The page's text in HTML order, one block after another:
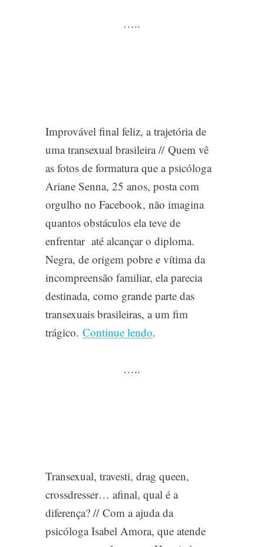
…..
Improvável final feliz, a trajetória de
uma transexual brasileira //Quem vê
as fotos de formatura que a psicóloga
Ariane Senna, 25 anos, posta com
orgulho no Facebook, não imagina
quantos obstáculos ela teve de
enfrentar até alcançar o diploma.
Negra, de origem pobre e vítima da
incompreensão familiar, ela parecia
destinada, como grande parte das
transexuais brasileiras, a um fim
trágico. Continue lendo.
…..
Transexual, travesti, drag queen,
crossdresser… afinal, qual é a
diferença? //Com a ajuda da
psicóloga Isabel Amora, que atende